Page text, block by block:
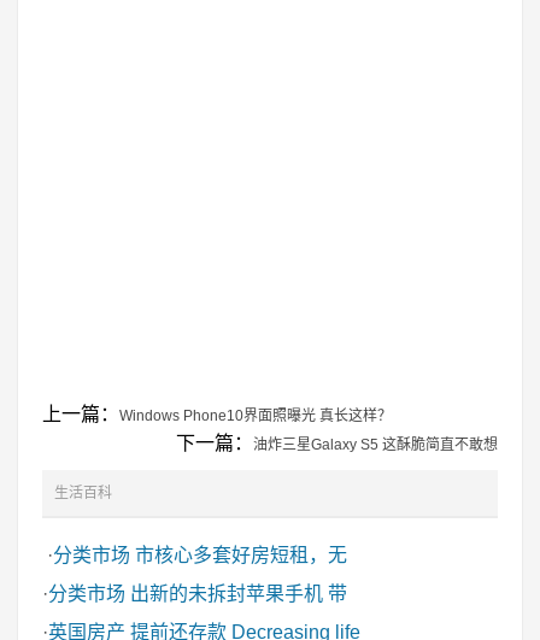
上一篇： Windows Phone10界面照曝光 真长这样？
下一篇： 油炸三星Galaxy S5 这酥脆简直不敢想
生活百科
·分类市场 市核心多套好房短租，无
·分类市场 出新的未拆封苹果手机 带
·英国房产 提前还存款 Decreasing life